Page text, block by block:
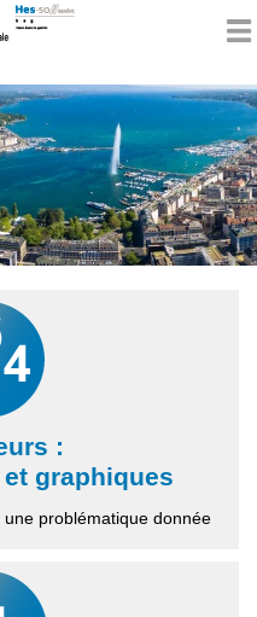
:
graphiques
problématique donnée